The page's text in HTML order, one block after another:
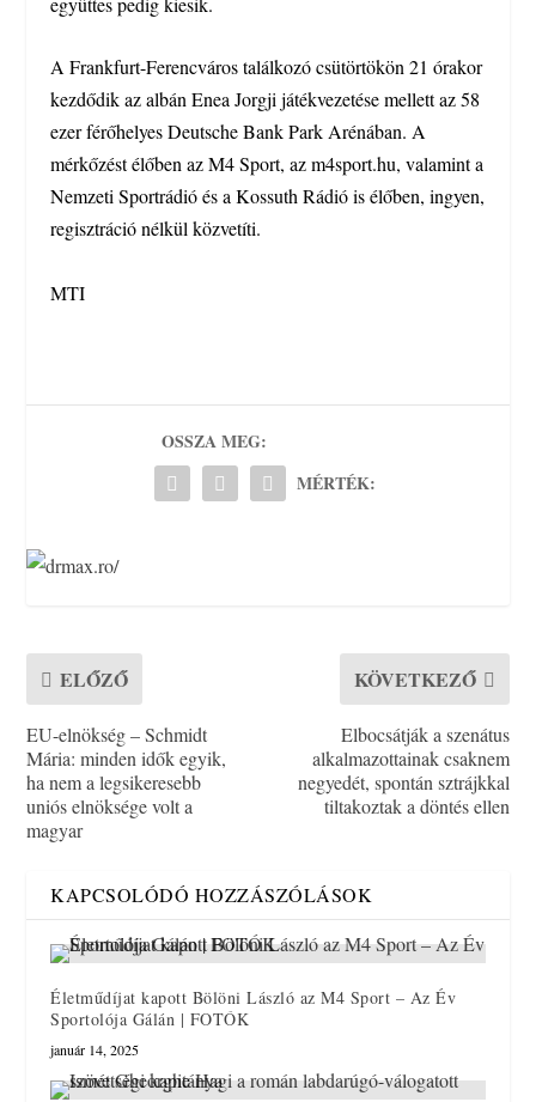
A Frankfurt-Ferencváros találkozó csütörtökön 21 órakor
kezdődik az albán Enea Jorgji játékvezetése mellett az 58
ezer férőhelyes Deutsche Bank Park Arénában. A
mérkőzést élőben az M4 Sport, az m4sport.hu, valamint a
Nemzeti Sportrádió és a Kossuth Rádió is élőben, ingyen,
regisztráció nélkül közvetíti.
MTI
OSSZA MEG:
MÉRTÉK:
ELŐZŐ
EU-elnökség – Schmidt
Mária: minden idők egyik,
ha nem a legsikeresebb
uniós elnöksége volt a
magyar
KÖVETKEZŐ
Elbocsátják a szenátus
alkalmazottainak csaknem
negyedét, spontán sztrájkkal
tiltakoztak a döntés ellen
KAPCSOLÓDÓ HOZZÁSZÓLÁSOK
Életműdíjat kapott Bölöni László az M4 Sport – Az Év
Sportolója Gálán | FOTÓK
január 14, 2025